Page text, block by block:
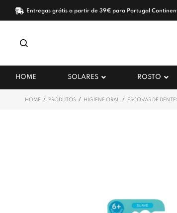
Entregas grátis a partir de 39€ para Portugal
HOME SOLARES ROSTO
HOME / PRODUTOS / HIGIENE ORAL / ESCOVAS DE